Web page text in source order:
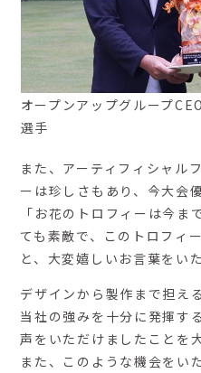
オープンアップグループ
選手
また、アーティフィシャル
ーは珍しさもあり、今大会
「お花のトロフィーは今ま
ても素敵で、このトロフィ
と、大変嬉しいお言葉をい
デザインから製作まで担え
当社の強みを十分に発揮す
声をいただけましたことを
また、このような機会をい